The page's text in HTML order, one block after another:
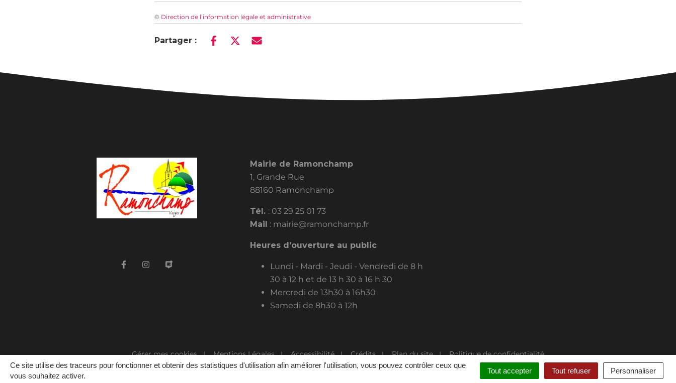
Ce site utilise des traceurs pour fonctionner et obtenir des statistiques d'utilisation afin améliorer l'utilisation, vous pouvez contrôler ceux que
vous souhaitez activer.
Tout accepter Tout refuser Personnaliser
© Direction de l’information légale et administrative
Partager :
Mairie de Ramonchamp
1, Grande Rue
88160 Ramonchamp
Tél. : 03 29 25 01 73
Mail : mairie@ramonchamp.fr
Heures d'ouverture au public
Lundi - Mardi - Jeudi - Vendredi de 8 h
30 à 12 h et de 13 h 30 à 16 h 30
Mercredi de 13h30 à 16h30
Samedi de 8h30 à 12h
Gérer mes cookies Mentions Légales Accessibilité Crédits Plan du site Politique de confidentialité